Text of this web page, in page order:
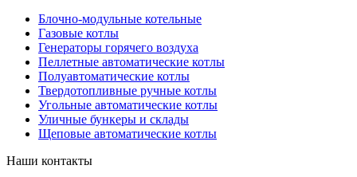
Блочно-модульные котельные
Газовые котлы
Генераторы горячего воздуха
Пеллетные автоматические котлы
Полуавтоматические котлы
Твердотопливные ручные котлы
Угольные автоматические котлы
Уличные бункеры и склады
Щеповые автоматические котлы
Наши контакты